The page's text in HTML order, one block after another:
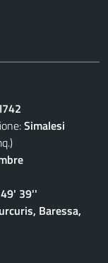
I742
Simalesi
39''
Baressa,